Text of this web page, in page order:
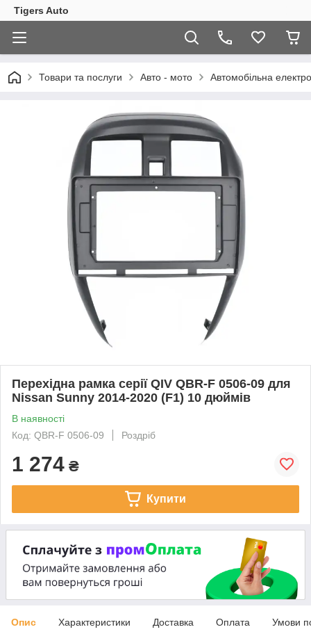
Tigers Auto
Товари та послуги Авто - мото Автомобільна
Перехідна рамка серії QIV QBR-F 0506-09 для
Nissan Sunny 2014-2020 (F1) 10 дюймів
В наявності
Код: QBR-F 0506-09
Роздріб
1 274 ₴
Купити
Опис Характеристики Доставка Оплата Умови